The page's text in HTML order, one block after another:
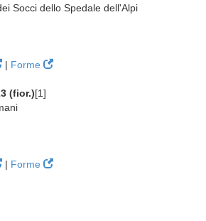
Socci dello Spedale dell'Alpi
| Forme
(fior.)[1]
| Forme